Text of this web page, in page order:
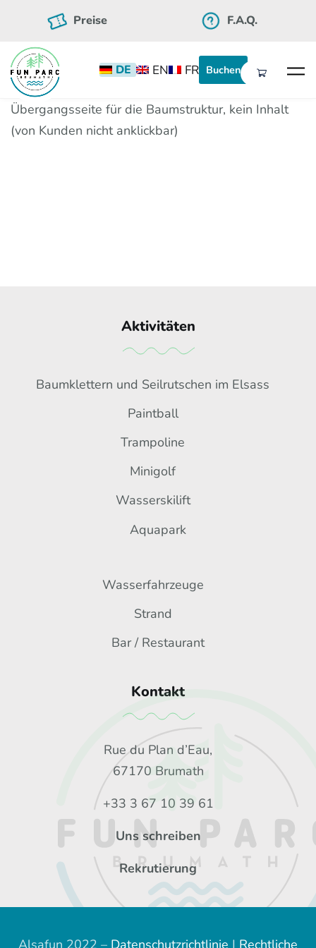
Skip to main content
Preise F.A.Q.
DE EN FR Buchen
Übergangsseite für die Baumstruktur, kein Inhalt
(von Kunden nicht anklickbar)
Aktivitäten
Baumklettern und Seilrutschen im Elsass
Paintball
Trampoline
Minigolf
Wasserskilift
Aquapark
Wasserfahrzeuge
Strand
Bar / Restaurant
Kontakt
Rue du Plan d’Eau,
67170 Brumath
+33 3 67 10 39 61
Uns schreiben
Rekrutierung
Alsafun 2022 – Datenschutzrichtlinie | Rechtliche